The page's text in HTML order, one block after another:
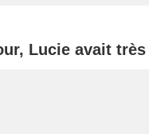
Lucie avait